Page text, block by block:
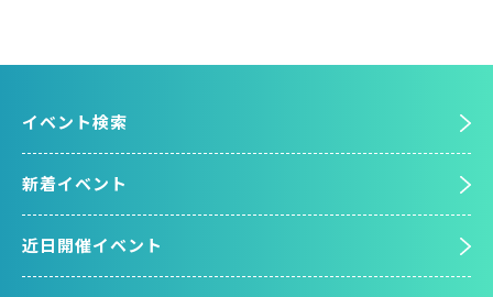
イベント検索
新着イベント
近日開催イベント